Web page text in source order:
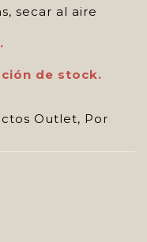
secar al aire
de stock.
Outlet, Por